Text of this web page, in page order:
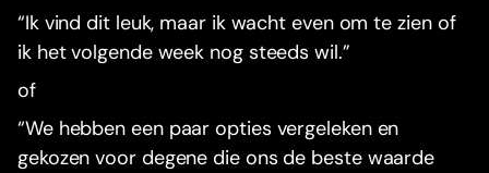
“Ik vind dit leuk, maar ik wacht even om te zien of
ik het volgende week nog steeds wil.”
of
“We hebben een paar opties vergeleken en
gekozen voor degene die ons de beste waarde